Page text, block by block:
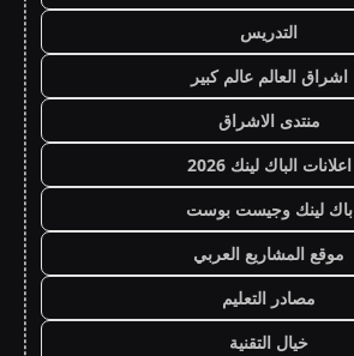
التدريس
اشراق العالم عالم كبير
منتدى الاشراق
اعلانات الباك لينك 2026
باك لينك وجيست بوست
موقع المشاريع العربي
مصادر التعليم
خيال التقنية